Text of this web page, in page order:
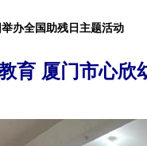
办全国助残日主题活动
育 厦门市心